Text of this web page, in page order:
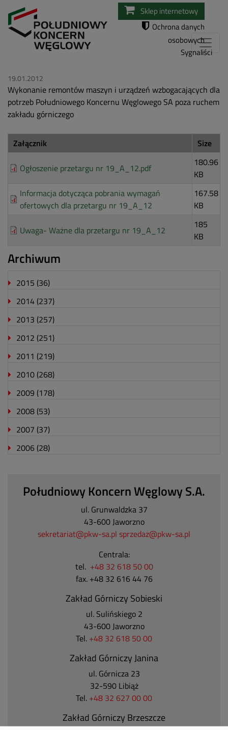
Przejdź
do
Sklep internetowy
Ochrona danych
osobowych
Sygnaliści
19.01.2012
Wykonanie remontów maszyn i urządzeń wzbogacających dla
potrzeb Południowego Koncernu Węglowego SA poza ruchem
zakładu górniczego
Załącznik Size
Ogłoszenie przetargu nr 19_A_12.pdf
180.96
KB
Informacja dotycząca pobrania wymagań
ofertowych dla przetargu nr 19_A_12
167.58
KB
Uwaga- Ważne dla przetargu nr 19_A_12
185
KB
Archiwum
2015 (36)
2014 (237)
2013 (257)
2012 (251)
2011 (219)
2010 (268)
2009 (178)
2008 (53)
2007 (37)
2006 (28)
Południowy Koncern Węglowy S.A.
ul. Grunwaldzka 37
43-600 Jaworzno
sekretariat@pkw-sa.pl sprzedaz@pkw-sa.pl
Centrala:
tel. +48 32 618 50 00
fax. +48 32 616 44 76
Zakład Górniczy Sobieski
ul. Sulińskiego 2
43-600 Jaworzno
Tel. +48 32 618 50 00
Zakład Górniczy Janina
ul. Górnicza 23
32-590 Libiąż
Tel. +48 32 627 00 00
Zakład Górniczy Brzeszcze